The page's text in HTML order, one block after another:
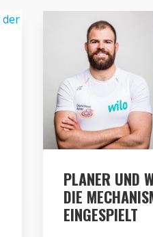
PLANER UND
DIE
EINGESPIELT